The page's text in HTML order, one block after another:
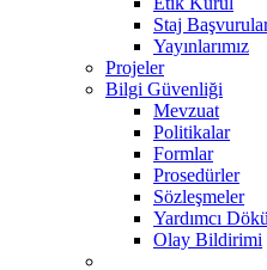
Staj
Yayınlarımız
Projeler
Bilgi Güvenliği
Mevzuat
Politikalar
Formlar
Prosedürler
Sözleşmeler
Yardımcı
Olay Bildirimi